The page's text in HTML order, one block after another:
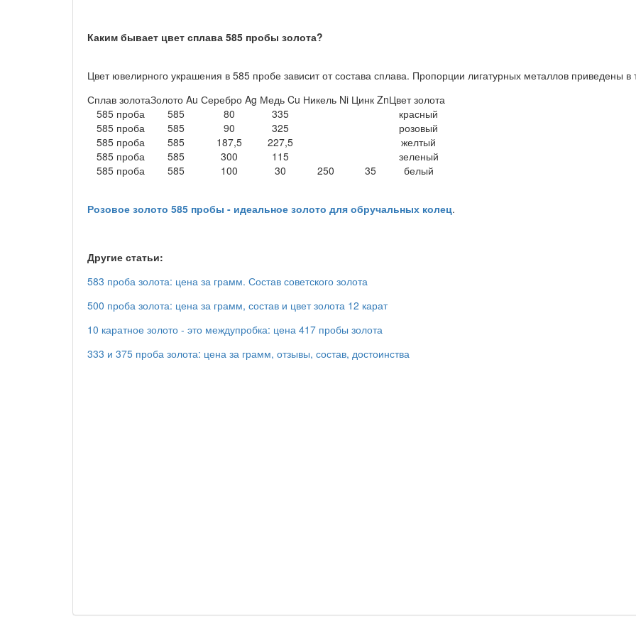
Каким бывает цвет сплава 585 пробы золота?
Цвет ювелирного украшения в 585 пробе зависит от состава сплава. Пропорции лигатурных металлов приведены в
Сплав золотаЗолото Au Серебро Ag Медь Cu Никель Ni Цинк ZnЦвет золота
585 проба
585 80 335
красный
585 проба
585 90 325
розовый
585 проба
585 187,5 227,5
желтый
585 проба
585 300 115
зеленый
585 проба
585 100 30 250 35 белый
Розовое золото 585 пробы - идеальное золото для обручальных колец.
Другие статьи:
583 проба золота: цена за грамм. Состав советского золота
500 проба золота: цена за грамм, состав и цвет золота 12 карат
10 каратное золото - это междупробка: цена 417 пробы золота
333 и 375 проба золота: цена за грамм, отзывы, состав, достоинства